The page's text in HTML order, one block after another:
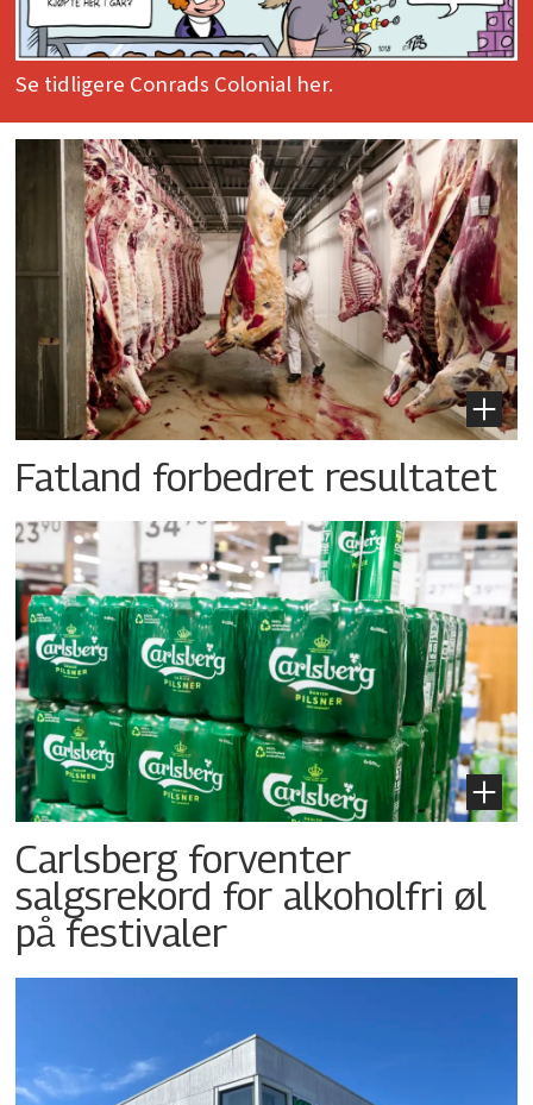
Se tidligere Conrads Colonial her.
Fatland forbedret resultatet
Carlsberg forventer
salgsrekord for alkoholfri øl
på festivaler